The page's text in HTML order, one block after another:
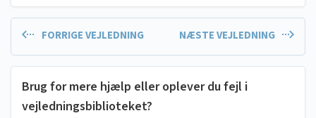
FORRIGE VEJLEDNING NÆSTE VEJLEDNING
Brug for mere hjælp eller oplever du fejl i
vejledningsbiblioteket?